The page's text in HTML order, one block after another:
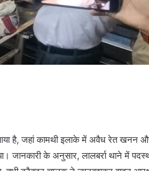
आया है, जहां कामथी इलाके में अवैध रेत खनन
जानकारी के अनुसार, लालबर्रा थाने में